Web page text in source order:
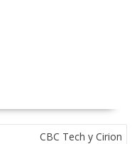
CBC Tech y Cirion